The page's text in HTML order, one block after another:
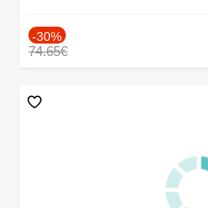
-30%
74.65€